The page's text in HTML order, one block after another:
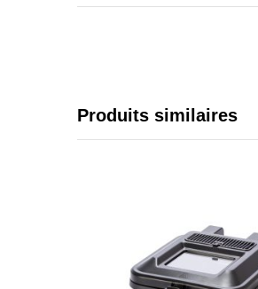
Produits similaires